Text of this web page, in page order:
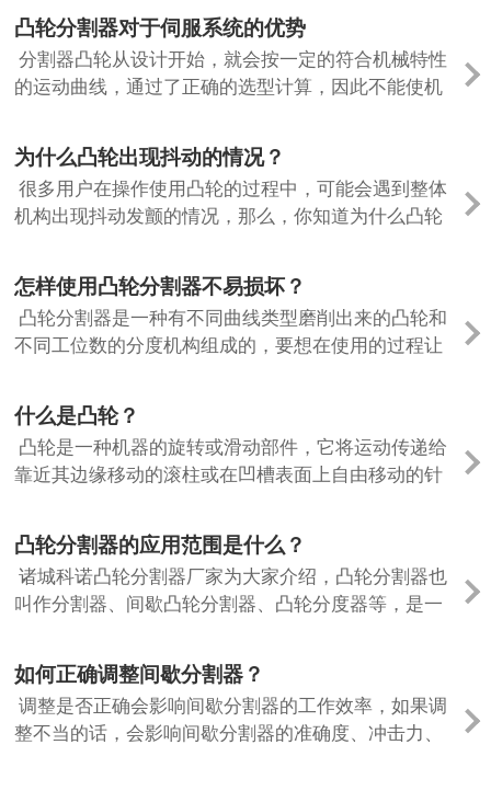
的准确性，对间歇分割器的损坏不会达到...
凸轮分割器对于伺服系统的优势
分割器凸轮从设计开始，就会按一定的符合机械特性
的运动曲线，通过了正确的选型计算，因此不能使机
功能来自于凸轮自身的结构，所以，凸轮...
为什么凸轮出现抖动的情况？
很多用户在操作使用凸轮的过程中，可能会遇到整体
机构出现抖动发颤的情况，那么，你知道为什么凸轮
下来就由诸城科诺凸轮厂家来为大家介绍...
怎样使用凸轮分割器不易损坏？
凸轮分割器是一种有不同曲线类型磨削出来的凸轮和
不同工位数的分度机构组成的，要想在使用的过程让
用和规范保养维护凸轮分割器。 1、在选...
什么是凸轮？
凸轮是一种机器的旋转或滑动部件，它将运动传递给
靠近其边缘移动的滚柱或在凹槽表面上自由移动的针
以设计为在其运动范围内满足几乎任何输...
凸轮分割器的应用范围是什么？
诸城科诺凸轮分割器厂家为大家介绍，凸轮分割器也
叫作分割器、间歇凸轮分割器、凸轮分度器等，是一
将连续的输入运动转化为间歇式的分度或...
如何正确调整间歇分割器？
调整是否正确会影响间歇分割器的工作效率，如果调
整不当的话，会影响间歇分割器的准确度、冲击力、